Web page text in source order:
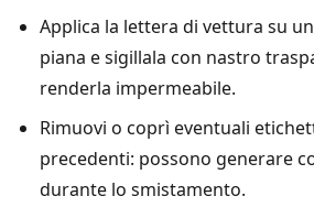
Applica la lettera di vettura su
piana e sigillala con nastro
renderla impermeabile.
Rimuovi o coprì eventuali
precedenti: possono generare
durante lo smistamento.